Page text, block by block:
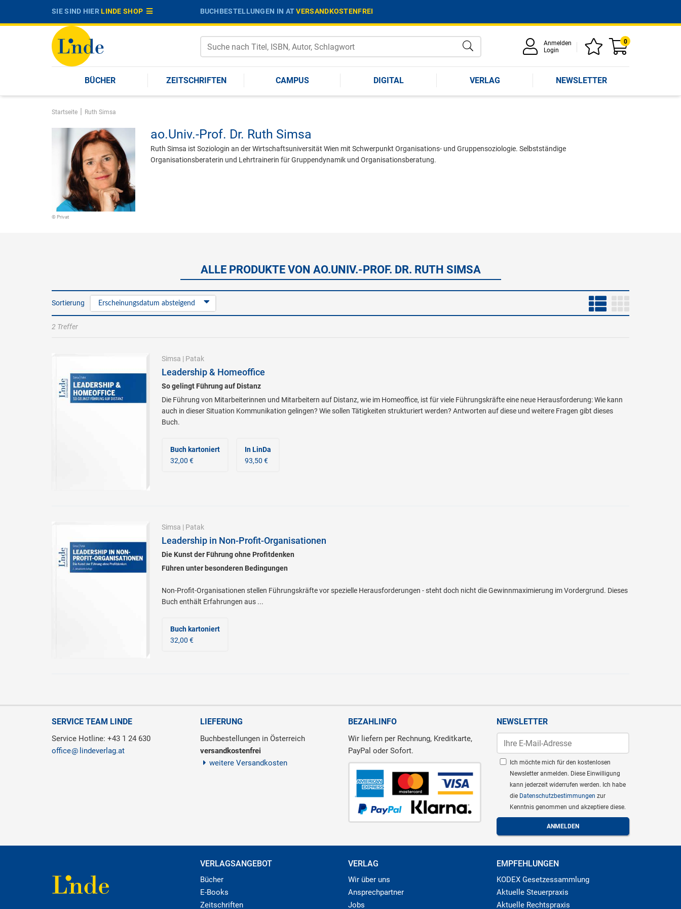
SIE SIND HIERLINDE SHOP BUCHBESTELLUNGEN IN ATVERSANDKOSTENFREI
Anmelden
Login
0
BÜCHER ZEITSCHRIFTEN CAMPUS DIGITAL VERLAG NEWSLETTER
Startseite | Ruth Simsa
© Privat
ao.Univ.-Prof. Dr. Ruth Simsa
Ruth Simsa ist Soziologin an der Wirtschaftsuniversität Wien mit Schwerpunkt Organisations- und Gruppensoziologie. Selbstständige
Organisationsberaterin und Lehrtrainerin für Gruppendynamik und Organisationsberatung.
ALLE PRODUKTE VON AO.UNIV.-PROF. DR. RUTH SIMSA
Sortierung Erscheinungsdatum absteigend
2 Treffer
Simsa | Patak
Leadership & Homeoffice
So gelingt Führung auf Distanz
Die Führung von Mitarbeiterinnen und Mitarbeitern auf Distanz, wie im Homeoffice, ist für viele Führungskräfte eine neue Herausforderung: Wie kann
auch in dieser Situation Kommunikation gelingen? Wie sollen Tätigkeiten strukturiert werden? Antworten auf diese und weitere Fragen gibt dieses
Buch.
Buch kartoniert
32,00 €
In LinDa
93,50 €
Simsa | Patak
Leadership in Non-Profit-Organisationen
Die Kunst der Führung ohne Profitdenken
Führen unter besonderen Bedingungen
Non-Profit-Organisationen stellen Führungskräfte vor spezielle Herausforderungen - steht doch nicht die Gewinnmaximierung im Vordergrund. Dieses
Buch enthält Erfahrungen aus ...
Buch kartoniert
32,00 €
SERVICE TEAM LINDE
Service Hotline: +43 1 24 630
office
lindeverlag.at
LIEFERUNG
Buchbestellungen in Österreich
versandkostenfrei
weitere Versandkosten
BEZAHLINFO
Wir liefern per Rechnung, Kreditkarte,
PayPal oder Sofort.
NEWSLETTER
Ich möchte mich für den kostenlosen
Newsletter anmelden. Diese Einwilligung
kann jederzeit widerrufen werden. Ich habe
die Datenschutzbestimmungen zur
Kenntnis genommen und akzeptiere diese.
VERLAGSANGEBOT
Bücher
E-Books
Zeitschriften
VERLAG
Wir über uns
Ansprechpartner
Jobs
EMPFEHLUNGEN
KODEX Gesetzessammlung
Aktuelle Steuerpraxis
Aktuelle Rechtspraxis